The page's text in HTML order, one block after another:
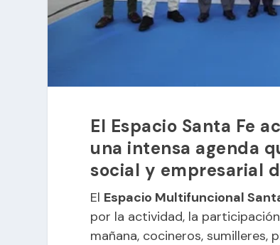
El Espacio Santa Fe
una intensa agenda
social y empresarial
El Espacio Multifuncional
por la actividad, la
mañana, cocineros,